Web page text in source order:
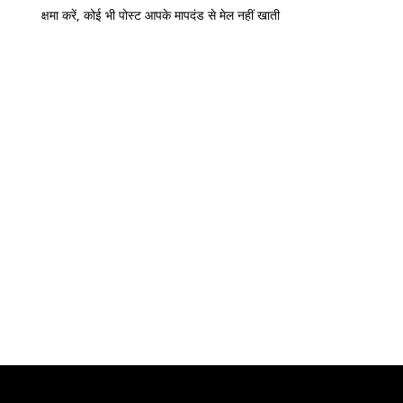
क्षमा करें, कोई भी पोस्ट आपके मापदंड से मेल नहीं खाती